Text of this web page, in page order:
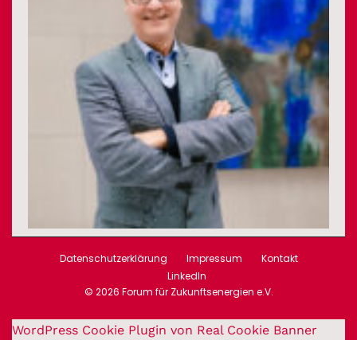
Datenschutzerklärung Impressum
Kontakt
LinkedIn
© 2026 Forum für Zukunftsenergien e.V.
WordPress Cookie Plugin von Real Cookie Banner